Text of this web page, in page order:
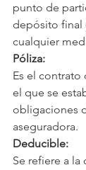
punto de
depósito final
cualquier
Póliza:
Es el
el que se
obligaciones
aseguradora.
Deducible:
Se refiere a